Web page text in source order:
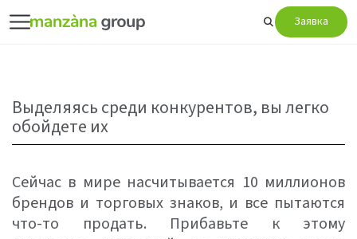
Заявка
Выделяясь среди конкурентов, вы легко
обойдете их
Сейчас в мире насчитывается 10 миллионов
брендов и торговых знаков, и все пытаются
что-то продать. Прибавьте к этому